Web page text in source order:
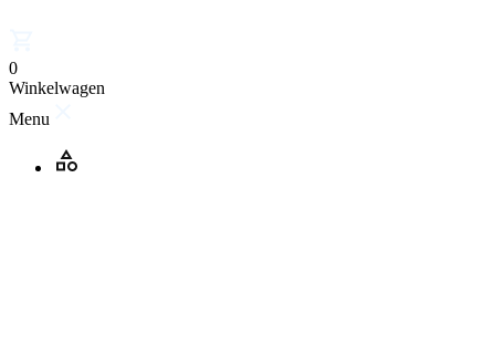
0
Winkelwagen
Menu